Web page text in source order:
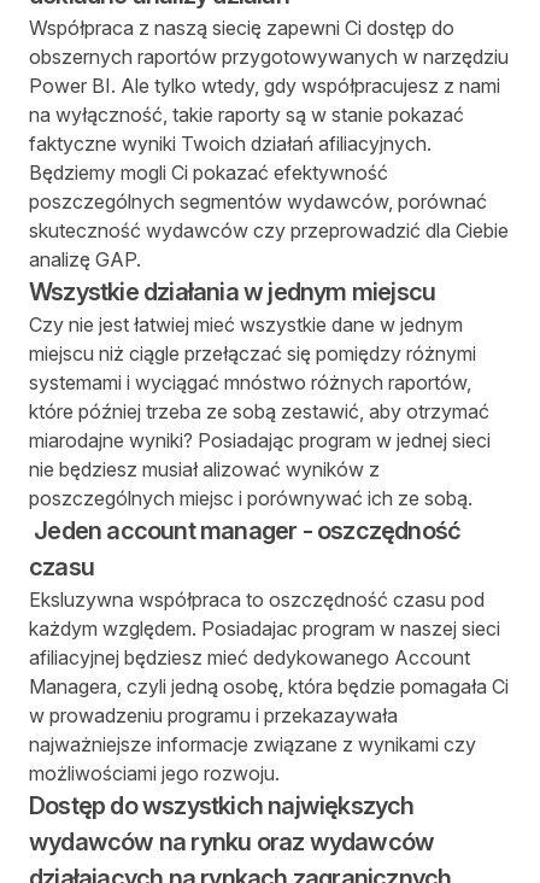
Współpraca z naszą siecię zapewni Ci dostęp do
obszernych raportów przygotowywanych w narzędziu
Power BI. Ale tylko wtedy, gdy współpracujesz z nami
na wyłączność, takie raporty są w stanie pokazać
faktyczne wyniki Twoich działań afiliacyjnych.
Będziemy mogli Ci pokazać efektywność
poszczególnych segmentów wydawców, porównać
skuteczność wydawców czy przeprowadzić dla Ciebie
analizę GAP.
Wszystkie działania w jednym miejscu
Czy nie jest łatwiej mieć wszystkie dane w jednym
miejscu niż ciągle przełączać się pomiędzy różnymi
systemami i wyciągać mnóstwo różnych raportów,
które później trzeba ze sobą zestawić, aby otrzymać
miarodajne wyniki? Posiadając program w jednej sieci
nie będziesz musiał alizować wyników z
poszczególnych miejsc i porównywać ich ze sobą.
Jeden account manager - oszczędność
czasu
Eksluzywna współpraca to oszczędność czasu pod
każdym względem. Posiadajac program w naszej sieci
afiliacyjnej będziesz mieć dedykowanego Account
Managera, czyli jedną osobę, która będzie pomagała Ci
w prowadzeniu programu i przekazaywała
najważniejsze informacje związane z wynikami czy
możliwościami jego rozwoju.
Dostęp do wszystkich największych
wydawców na rynku oraz wydawców